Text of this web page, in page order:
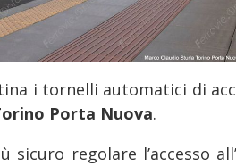
i tornelli automatici di
Porta Nuova.
regolare l’accesso